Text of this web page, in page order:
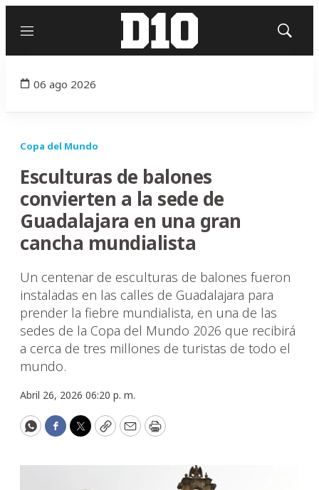
Menú
Mostrar
06 ago 2026
Copa del Mundo
Esculturas de balones
convierten a la sede de
Guadalajara en una gran
cancha mundialista
Un centenar de esculturas de balones fueron
instaladas en las calles de Guadalajara para
prender la fiebre mundialista, en una de las
sedes de la Copa del Mundo 2026 que recibirá
a cerca de tres millones de turistas de todo el
mundo.
Abril 26, 2026 06:20 p. m.
WhatsApp
Facebook
Twitter
CopyEmailPrint